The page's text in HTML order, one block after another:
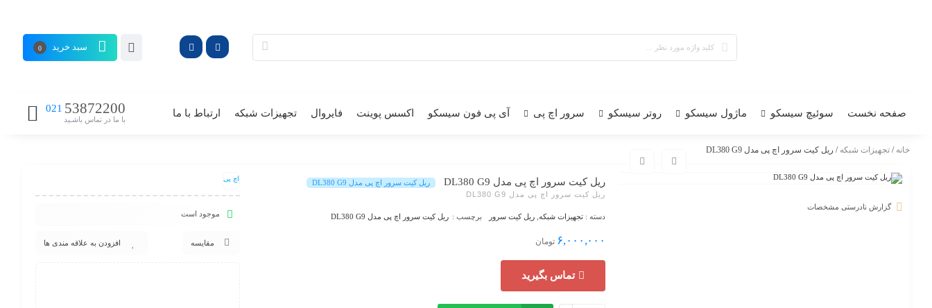
سبد خرید 0
صفحه نخست سوئیچ سیسکو ماژول سیسکو روتر سیسکو سرور اچ پی آی پی فون سیسکو اکسس پوینت فایروال تجهیزات شبکه ارتباط با ما 53872200
021
با ما در تماس باشـید
خانه / تجهیزات شبکه / ریل کیت سرور اچ پی مدل DL380 G9
گزارش نادرستی مشخصات
ریل کیت سرور اچ پی مدل DL380 G9
ریل کیت سرور اچ پی مدل DL380 G9
ریل کیت سرور اچ پی مدل DL380 G9
دسته :تجهیزات شبکه ,ریل کیت سرور برچسب : ریل کیت سرور اچ پی مدل DL380 G9
۶,۰۰۰,۰۰۰ تومان
تماس بگیرید
اچ پی
موجود است
مقایسه افزودن به علاقه مندی ها